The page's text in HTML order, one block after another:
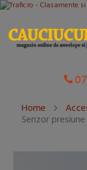
Home
Senzor